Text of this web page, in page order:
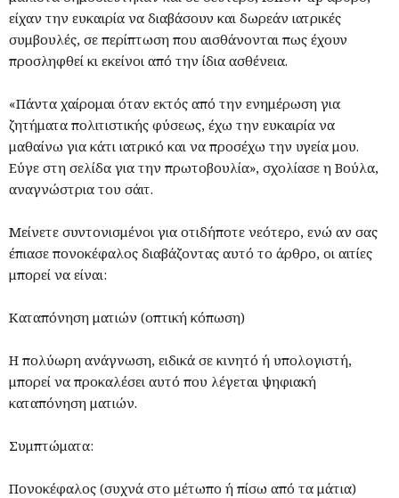
είχαν την ευκαιρία να διαβάσουν και δωρεάν ιατρικές
συμβουλές, σε περίπτωση που αισθάνονται πως έχουν
προσληφθεί κι εκείνοι από την ίδια ασθένεια.
«Πάντα χαίρομαι όταν εκτός από την ενημέρωση για
ζητήματα πολιτιστικής φύσεως, έχω την ευκαιρία να
μαθαίνω για κάτι ιατρικό και να προσέχω την υγεία μου.
Εύγε στη σελίδα για την πρωτοβουλία», σχολίασε η Βούλα,
αναγνώστρια του σάιτ.
Μείνετε συντονισμένοι για οτιδήποτε νεότερο, ενώ αν σας
έπιασε πονοκέφαλος διαβάζοντας αυτό το άρθρο, οι αιτίες
μπορεί να είναι:
Καταπόνηση ματιών (οπτική κόπωση)
Η πολύωρη ανάγνωση, ειδικά σε κινητό ή υπολογιστή,
μπορεί να προκαλέσει αυτό που λέγεται ψηφιακή
καταπόνηση ματιών.
Συμπτώματα:
Πονοκέφαλος (συχνά στο μέτωπο ή πίσω από τα μάτια)